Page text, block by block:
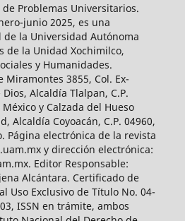
Problemas Universitarios.
junio 2025, es una
la Universidad Autónoma
de la Unidad Xochimilco,
y Humanidades.
Miramontes 3855, Col. Ex-
Alcaldía Tlalpan, C.P.
y Calzada del Hueso
Alcaldía Coyoacán, C.P. 04960,
Página electrónica de la revista
y dirección electrónica:
Editor Responsable:
Alcántara. Certificado de
Uso Exclusivo de Título No. 04-
ISSN en trámite, ambos